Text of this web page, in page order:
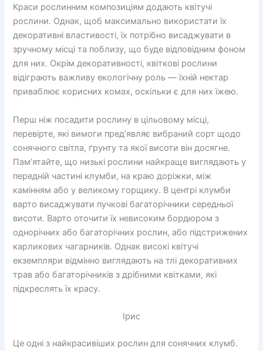
Краси рослинним композиціям додають квітучі
рослини. Однак, щоб максимально використати їх
декоративні властивості, їх потрібно висаджувати в
зручному місці та поблизу, що буде відповідним фоном
для них. Окрім декоративності, квіткові рослини
відіграють важливу екологічну роль — їхній нектар
приваблює корисних комах, оскільки є для них їжею.
Перш ніж посадити рослину в цільовому місці,
перевірте, які вимоги пред’являє вибраний сорт щодо
сонячного світла, ґрунту та якої висоти він досягне.
Пам’ятайте, що низькі рослини найкраще виглядають у
передній частині клумби, на краю доріжки, між
камінням або у великому горщику. В центрі клумби
варто висаджувати пучкові багаторічники середньої
висоти. Варто оточити їх невисоким бордюром з
однорічних або багаторічних рослин, або підстрижених
карликових чагарників. Однак високі квітучі
екземпляри відмінно виглядають на тлі декоративних
трав або багаторічників з дрібними квітками, які
підкреслять їх красу.
Ірис
Це одні з найкрасивіших рослин для сонячних клумб.